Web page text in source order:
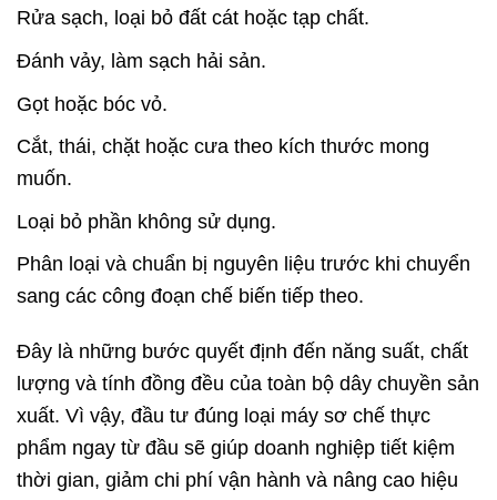
Rửa sạch, loại bỏ đất cát hoặc tạp chất.
Đánh vảy, làm sạch hải sản.
Gọt hoặc bóc vỏ.
Cắt, thái, chặt hoặc cưa theo kích thước mong
muốn.
Loại bỏ phần không sử dụng.
Phân loại và chuẩn bị nguyên liệu trước khi chuyển
sang các công đoạn chế biến tiếp theo.
Đây là những bước quyết định đến năng suất, chất
lượng và tính đồng đều của toàn bộ dây chuyền sản
xuất. Vì vậy, đầu tư đúng loại máy sơ chế thực
phẩm ngay từ đầu sẽ giúp doanh nghiệp tiết kiệm
thời gian, giảm chi phí vận hành và nâng cao hiệu